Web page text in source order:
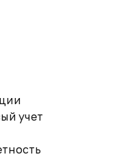
учет